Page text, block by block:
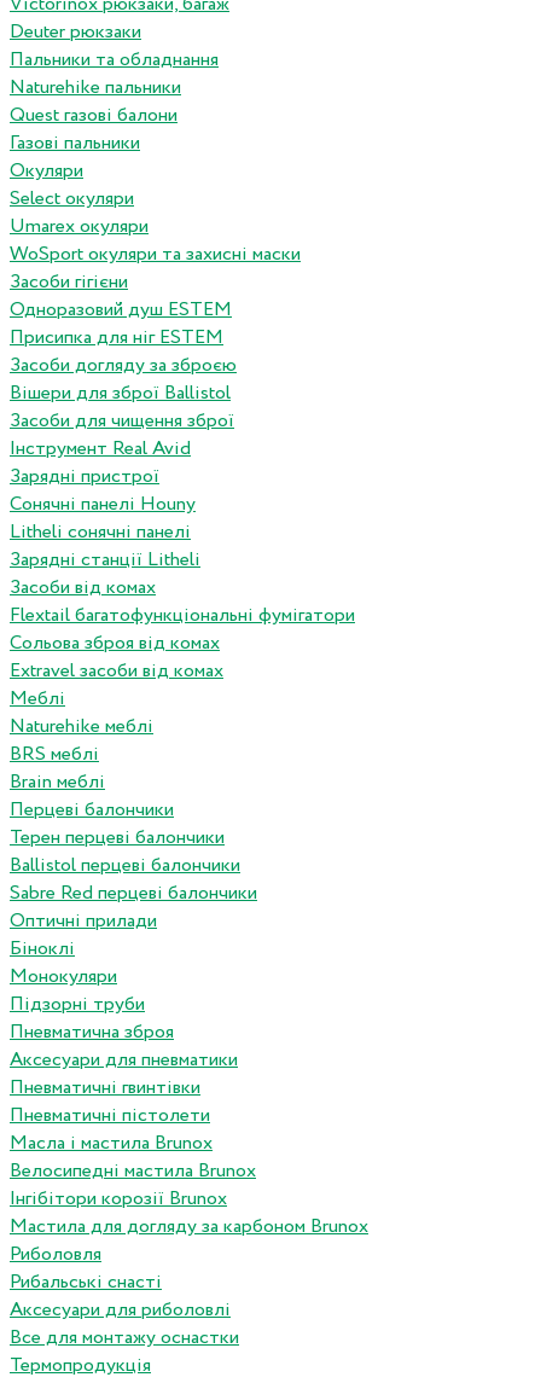
Deuter рюкзаки
Пальники та обладнання
Naturehike пальники
Quest газові балони
Газові пальники
Окуляри
Select окуляри
Umarex окуляри
WoSport окуляри та захисні маски
Засоби гігієни
Одноразовий душ ESTEM
Присипка для ніг ESTEM
Засоби догляду за зброєю
Вішери для зброї Ballistol
Засоби для чищення зброї
Інструмент Real Avid
Зарядні пристрої
Сонячні панелі Houny
Litheli сонячні панелі
Зарядні станції Litheli
Засоби від комах
Flextail багатофункціональні фумігатори
Сольова зброя від комах
Extravel засоби від комах
Меблі
Naturehike меблі
BRS меблі
Brain меблі
Перцеві балончики
Терен перцеві балончики
Ballistol перцеві балончики
Sabre Red перцеві балончики
Оптичні прилади
Біноклі
Монокуляри
Підзорні труби
Пневматична зброя
Аксесуари для пневматики
Пневматичні гвинтівки
Пневматичні пістолети
Масла і мастила Brunox
Велосипедні мастила Brunox
Інгібітори корозії Brunox
Мастила для догляду за карбоном Brunox
Риболовля
Рибальські снасті
Аксесуари для риболовлі
Все для монтажу оснастки
Термопродукція